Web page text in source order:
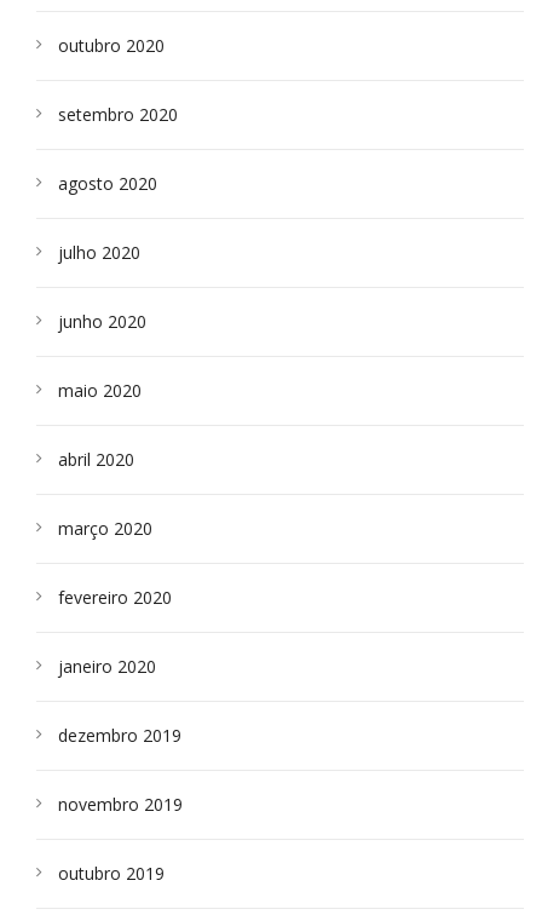
outubro 2020
setembro 2020
agosto 2020
julho 2020
junho 2020
maio 2020
abril 2020
março 2020
fevereiro 2020
janeiro 2020
dezembro 2019
novembro 2019
outubro 2019